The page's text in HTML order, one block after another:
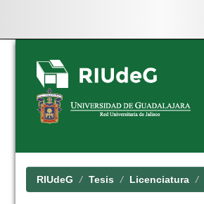
Skip
navigation
RIUdeG Tesis Licenciatura